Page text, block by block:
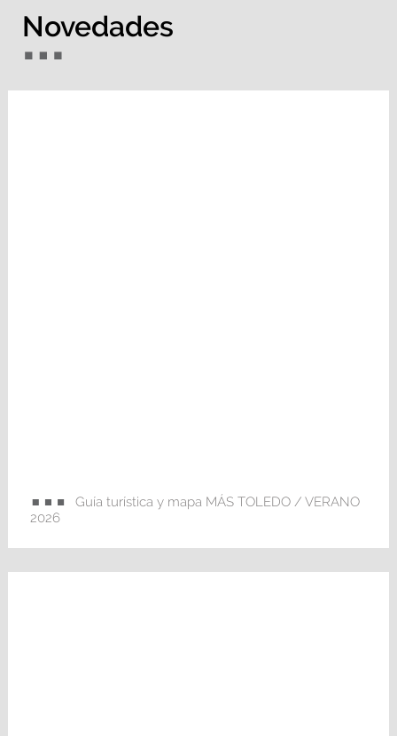
Novedades
Guía turística y mapa MÁS TOLEDO / VERANO
2026